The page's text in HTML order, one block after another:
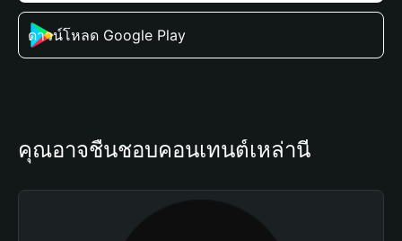
ดาวน์โหลด Google Play
คุณอาจชื่นชอบคอนเทนต์เหล่านี้